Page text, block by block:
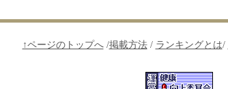
↑ページのトップへ/掲載方法/ ランキングとは/